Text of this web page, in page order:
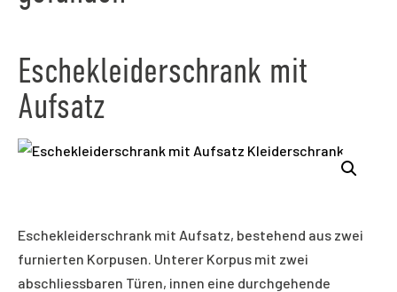
Eschekleiderschrank mit
Aufsatz
Eschekleiderschrank mit Aufsatz, bestehend aus zwei
furnierten Korpusen. Unterer Korpus mit zwei
abschliessbaren Türen, innen eine durchgehende